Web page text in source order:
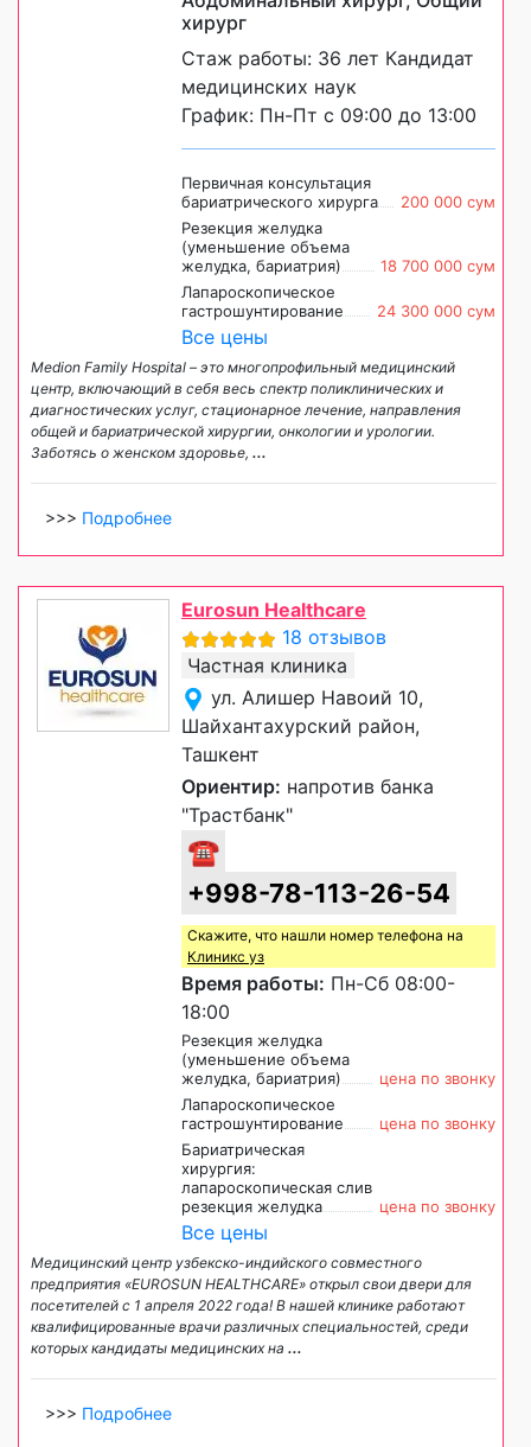
хирург
Стаж работы: 36 лет Кандидат
медицинских наук
График: Пн-Пт с 09:00 до 13:00
Первичная консультация
бариатрического хирурга
200 000 сум
Резекция желудка
(уменьшение объема
желудка, бариатрия)
18 700 000 сум
Лапароскопическое
гастрошунтирование
24 300 000 сум
Все цены
Medion Family Hospital – это многопрофильный медицинский
центр, включающий в себя весь спектр поликлинических и
диагностических услуг, стационарное лечение, направления
общей и бариатрической хирургии, онкологии и урологии.
Заботясь о женском здоровье, ...
>>> Подробнее
Eurosun Healthcare
18 отзывов
Частная клиника
ул. Алишер Навоий 10,
Шайхантахурский район,
Ташкент
Ориентир: напротив банка
"Трастбанк"
☎
+998-78-113-26-54
Скажите, что нашли номер телефона на
Клиникс уз
Время работы: Пн-Сб 08:00-
18:00
Резекция желудка
(уменьшение объема
желудка, бариатрия)
цена по звонку
Лапароскопическое
гастрошунтирование
цена по звонку
Бариатрическая
хирургия:
лапароскопическая слив
резекция желудка
цена по звонку
Все цены
Медицинский центр узбекско-индийского совместного
предприятия «EUROSUN HEALTHCARE» открыл свои двери для
посетителей с 1 апреля 2022 года! В нашей клинике работают
квалифицированные врачи различных специальностей, среди
которых кандидаты медицинских на ...
>>> Подробнее